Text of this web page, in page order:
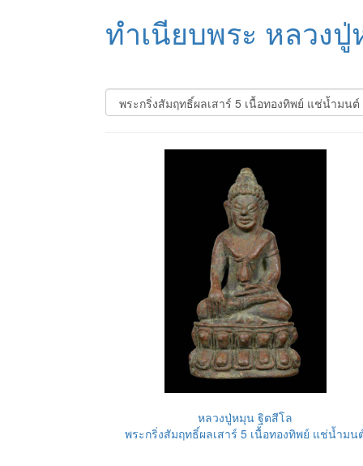
ทำเนียบพระ หลวง
หลวงปู่หมุน ฐิตสีโล
พระกริ่งสัมฤทธิ์ผลเสาร์ 5 เนื้อทองทิพย์ แช่น้ำมน